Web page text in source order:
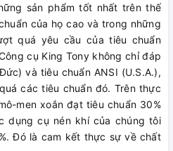
sản phẩm tốt nhất trên thế
của họ cao và trong những
quá yêu cầu của tiêu chuẩn
cụ King Tony không chỉ đáp
và tiêu chuẩn ANSI (U.S.A.),
các tiêu chuẩn đó. Trên thực
men xoắn đạt tiêu chuẩn 30%
dụng cụ nén khí của chúng tôi
Đó là cam kết thực sự về chất